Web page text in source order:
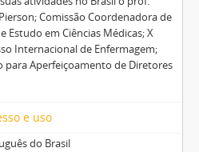
Comissão Coordenadora de
Estudo em Ciências Médicas; X
Internacional de Enfermagem;
para Aperfeiçoamento de Diretores
e uso
do Brasil